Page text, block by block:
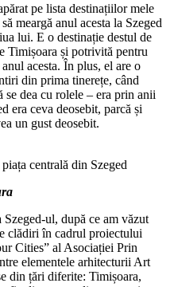
pe lista destinațiilor mele
meargă anul acesta la Szeged
lui. E o destinație destul de
Timișoara și potrivită pentru
acesta. În plus, el are o
din prima tinerețe, când
dea cu rolele – era prin anii
era ceva deosebit, parcă și
un gust deosebit.
centrală din Szeged
ul, după ce am văzut
clădiri în cadrul proiectului
Cities” al Asociației Prin
elementele arhitecturii Art
din țări diferite: Timișoara,